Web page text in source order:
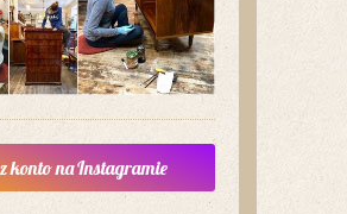
konto na Instagramie